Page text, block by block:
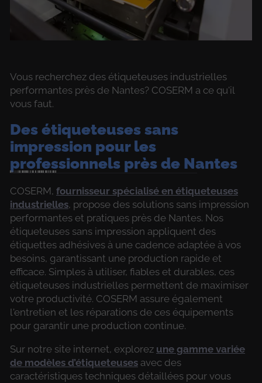
Vous recherchez des étiqueteuses industrielles
performantes près de Nantes? COSERM a ce qu'il
vous faut.
Des étiqueteuses sans
impression pour les
professionnels près de Nantes
COSERM, fournisseur spécialisé en étiqueteuses
industrielles, propose des solutions sans impression
performantes et pratiques près de Nantes. Nos
étiqueteuses sans impression appliquent des
étiquettes adhésives à une cadence adaptée à vos
besoins, garantissant une production rapide et
efficace. Simples à utiliser, fiables et durables, ces
étiqueteuses industrielles permettent de maximiser
votre productivité. COSERM assure également
l'entretien et les réparations de ces équipements
pour garantir une production continue.
Sur notre site internet, explorez une gamme variée
de modèles d’étiqueteuses avec des
caractéristiques techniques détaillées pour vous